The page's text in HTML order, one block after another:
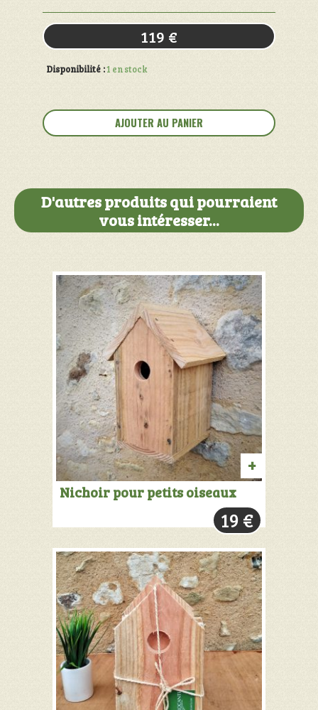
119 €
Disponibilité :1 en stock
de
Table
AJOUTER AU PANIER
D'autres produits qui pourraient
vous intéresser...
PANIER
Nichoir pour petits oiseaux
19 €